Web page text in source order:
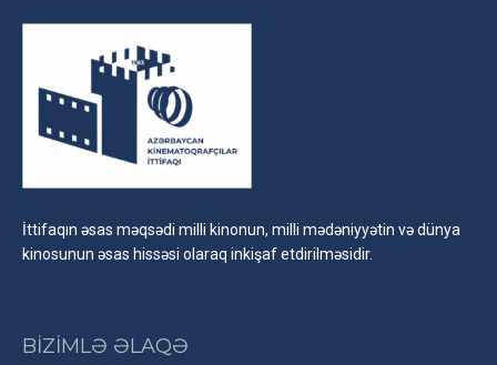
İttifaqın əsas məqsədi milli kinonun, milli mədəniyyətin və dünya
kinosunun əsas hissəsi olaraq inkişaf etdirilməsidir.
BİZİMLƏ ƏLAQƏ